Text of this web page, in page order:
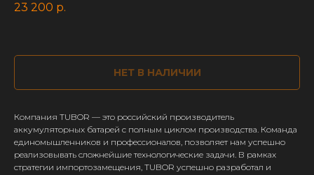
23 200 р.
НЕТ В НАЛИЧИИ
Компания TUBOR — это российский производитель
аккумуляторных батарей с полным циклом производства. Команда
единомышленников и профессионалов, позволяет нам успешно
реализовывать сложнейшие технологические задачи. В рамках
стратегии импортозамещения, TUBOR успешно разработал и